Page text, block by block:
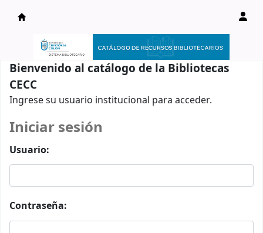
Catálogo en línea
Bienvenido al catálogo de la Bibliotecas
CECC
Ingrese su usuario institucional para acceder.
Iniciar sesión
Usuario:
Contraseña: